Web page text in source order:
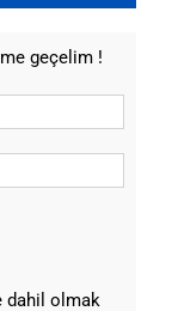
geçelim !
dahil olmak